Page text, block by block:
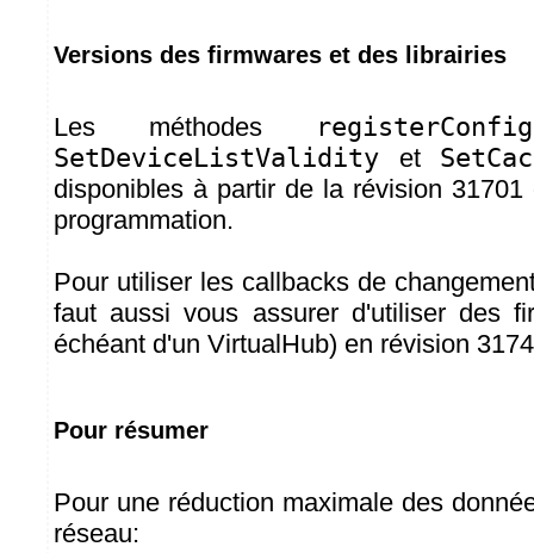
Versions des firmwares et des librairies
Les méthodes
SetDeviceListValidity et
disponibles à partir de la révision
programmation.
Pour utiliser les callbacks de
faut aussi vous assurer d'utiliser des
échéant d'un VirtualHub) en révision
Pour résumer
Pour une réduction maximale des
réseau: